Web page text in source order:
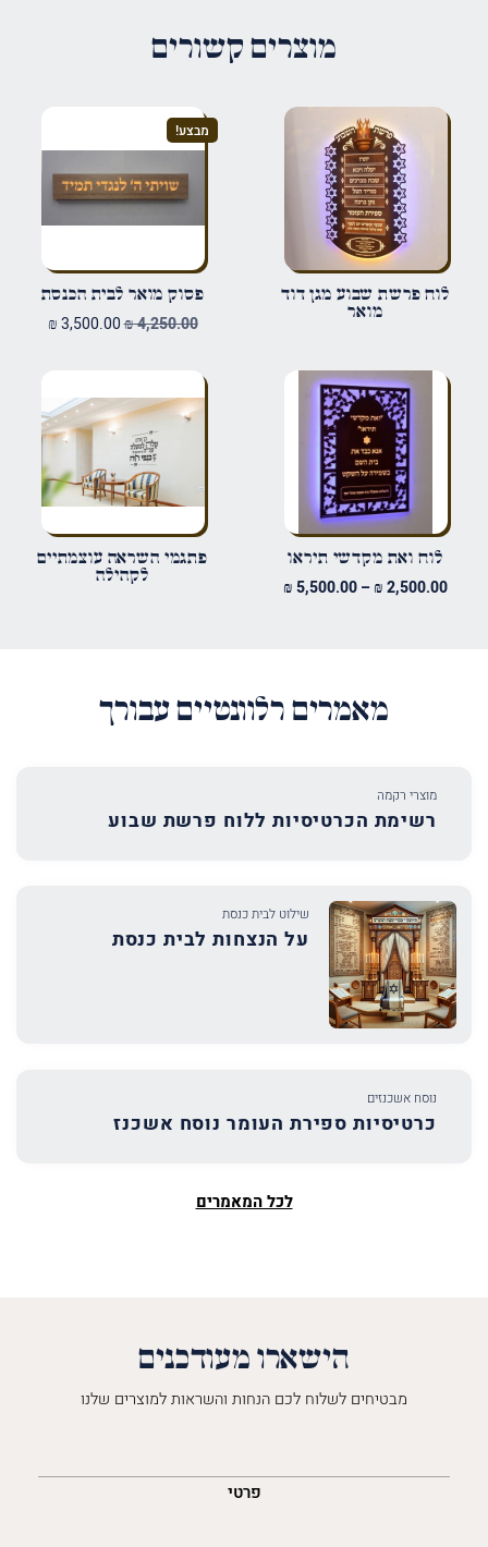
הביקורת שלך*
שם*
שמור בדפדפן זה את השם, האימייל והאתר שלי לפעם הבאה שאגיב.
מוצרים קשורים
לוח פרשת שבוע מגן דוד
מואר
מבצע!
פסוק מואר לבית הכנסת
₪4,250.00 המחיר
₪3,500.00
לוח ואת מקדשי תיראו
₪2,500.00
–
₪5,500.00
פתגמי השראה עוצמתיים
לקהילה
מאמרים רלוונטיים עבורך
מוצרי רקמה
רשימת הכרטיסיות ללוח פרשת שבוע
שילוט לבית כנסת
על הנצחות לבית כנסת
נוסח אשכנזים
כרטיסיות ספירת העומר נוסח אשכנז
לכל המאמרים
הישארו מעודכנים
מבטיחים לשלוח לכם הנחות והשראות למוצרים שלנו
פרטי